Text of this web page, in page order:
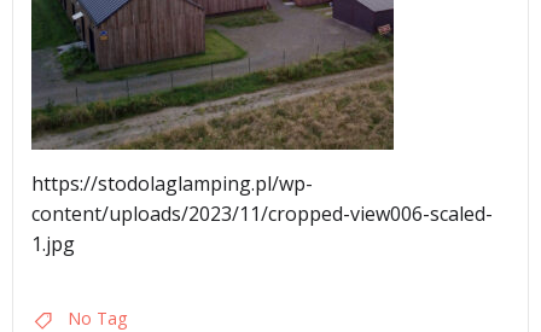
https://stodolaglamping.pl/wp-
content/uploads/2023/11/cropped-view006-scaled-
1.jpg
No Tag